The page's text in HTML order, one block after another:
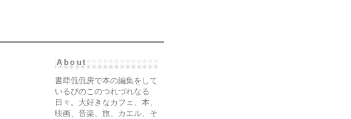
About
書肆侃侃房で本の編集をして
いるぴのこのつれづれなる
日々。大好きなカフェ、本、
映画、音楽、旅、カエル、そ